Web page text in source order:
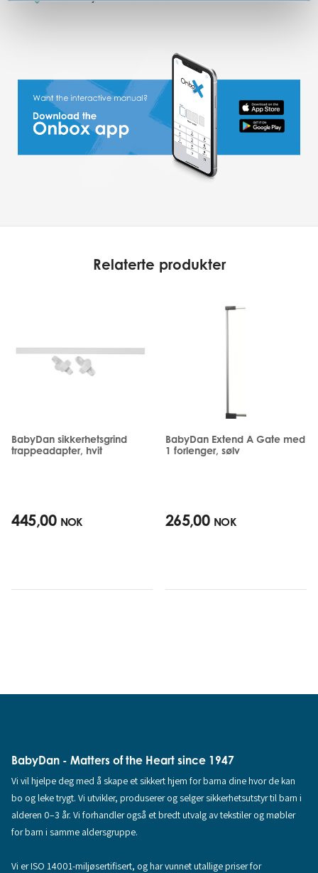
Relaterte produkter
BabyDan sikkerhetsgrind
trappeadapter, hvit
445,00 NOK
BabyDan Extend A Gate med
1 forlenger, sølv
265,00 NOK
BabyDan - Matters of the Heart since 1947
Vi vil hjelpe deg med å skape et sikkert hjem for barna dine hvor de kan
bo og leke trygt. Vi utvikler, produserer og selger sikkerhetsutstyr til barn i
alderen 0–3 år. Vi forhandler også et bredt utvalg av tekstiler og møbler
for barn i samme aldersgruppe.
Vi er ISO 14001-miljøsertifisert, og har vunnet utallige priser for